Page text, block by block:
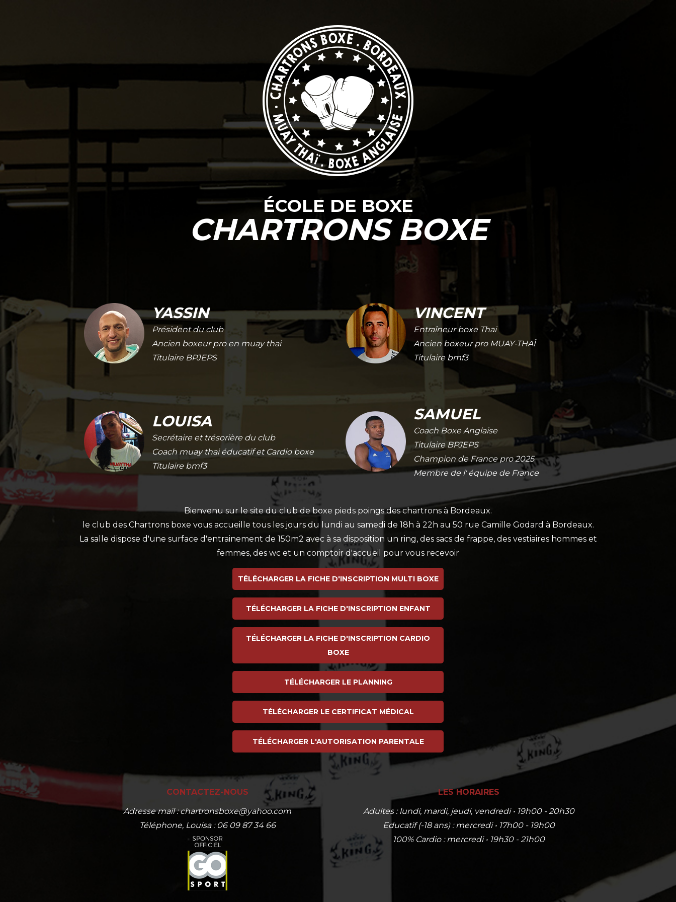
ÉCOLE DE BOXE
CHARTRONS BOXE
YASSIN
Président du club
Ancien boxeur pro en muay thai
Titulaire BPJEPS
VINCENT
Entraîneur boxe Thaï
Ancien boxeur pro MUAY-THAÏ
Titulaire bmf3
LOUISA
Secrétaire et trésorière du club
Coach muay thai éducatif et Cardio boxe
Titulaire bmf3
SAMUEL
Coach Boxe Anglaise
Titulaire BPJEPS
Champion de France pro 2025
Membre de l' équipe de France
Bienvenu sur le site du club de boxe pieds poings des chartrons à Bordeaux.
le club des Chartrons boxe vous accueille tous les jours du lundi au samedi de 18h à 22h au 50 rue Camille Godard à Bordeaux.
La salle dispose d'une surface d'entrainement de 150m2 avec à sa disposition un ring, des sacs de frappe, des vestiaires hommes et
femmes, des wc et un comptoir d'accueil pour vous recevoir
TÉLÉCHARGER LA FICHE D'INSCRIPTION MULTI BOXE
TÉLÉCHARGER LA FICHE D'INSCRIPTION ENFANT
TÉLÉCHARGER LA FICHE D'INSCRIPTION CARDIO
BOXE
TÉLÉCHARGER LE PLANNING
TÉLÉCHARGER LE CERTIFICAT MÉDICAL
TÉLÉCHARGER L'AUTORISATION PARENTALE
CONTACTEZ-NOUS
Adresse mail : chartronsboxe@yahoo.com
Téléphone, Louisa : 06 09 87 34 66
LES HORAIRES
Adultes : lundi, mardi, jeudi, vendredi • 19h00 - 20h30
Educatif (-18 ans) : mercredi • 17h00 - 19h00
100% Cardio : mercredi • 19h30 - 21h00